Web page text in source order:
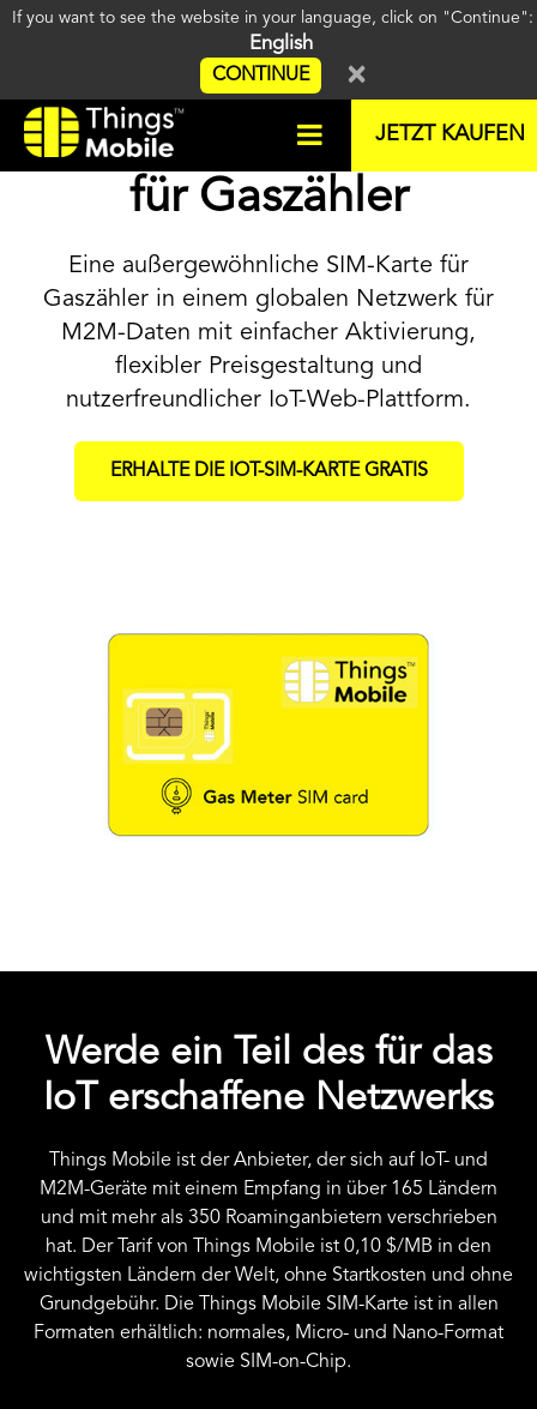
If you want to see the website in your language, click on "Continue":
English
CONTINUE ×
JETZT KAUFEN
Die beste SIM-Karte
für Gaszähler
Eine außergewöhnliche SIM-Karte für
Gaszähler in einem globalen Netzwerk für
M2M-Daten mit einfacher Aktivierung,
flexibler Preisgestaltung und
nutzerfreundlicher IoT-Web-Plattform.
ERHALTE DIE IOT-SIM-KARTE GRATIS
Werde ein Teil des für das
IoT erschaffene Netzwerks
Things Mobile ist der Anbieter, der sich auf IoT- und
M2M-Geräte mit einem Empfang in über 165 Ländern
und mit mehr als 350 Roaminganbietern verschrieben
hat. Der Tarif von Things Mobile ist 0,10 $/MB in den
wichtigsten Ländern der Welt, ohne Startkosten und ohne
Grundgebühr. Die Things Mobile SIM-Karte ist in allen
Formaten erhältlich: normales, Micro- und Nano-Format
sowie SIM-on-Chip.